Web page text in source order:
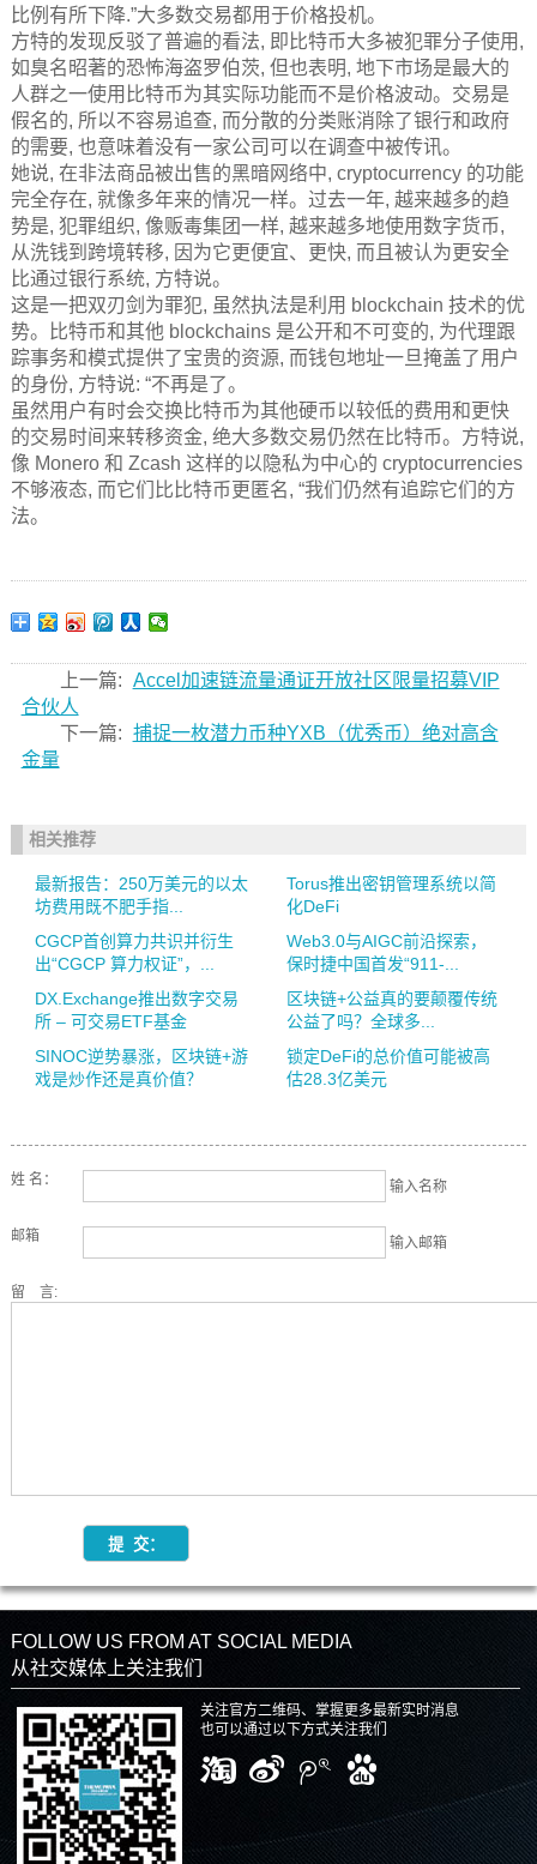
比例有所下降.”大多数交易都用于价格投机。
方特的发现反驳了普遍的看法, 即比特币大多被犯罪分子使用,
如臭名昭著的恐怖海盗罗伯茨, 但也表明, 地下市场是最大的
人群之一使用比特币为其实际功能而不是价格波动。交易是
假名的, 所以不容易追查, 而分散的分类账消除了银行和政府
的需要, 也意味着没有一家公司可以在调查中被传讯。
她说, 在非法商品被出售的黑暗网络中, cryptocurrency 的功能
完全存在, 就像多年来的情况一样。过去一年, 越来越多的趋
势是, 犯罪组织, 像贩毒集团一样, 越来越多地使用数字货币,
从洗钱到跨境转移, 因为它更便宜、更快, 而且被认为更安全
比通过银行系统, 方特说。
这是一把双刃剑为罪犯, 虽然执法是利用 blockchain 技术的优
势。比特币和其他 blockchains 是公开和不可变的, 为代理跟
踪事务和模式提供了宝贵的资源, 而钱包地址一旦掩盖了用户
的身份, 方特说: “不再是了。
虽然用户有时会交换比特币为其他硬币以较低的费用和更快
的交易时间来转移资金, 绝大多数交易仍然在比特币。方特说,
像 Monero 和 Zcash 这样的以隐私为中心的 cryptocurrencies
不够液态, 而它们比比特币更匿名, “我们仍然有追踪它们的方
法。
上一篇: Accel加速链流量通证开放社区限量招募VIP
合伙人
下一篇: 捕捉一枚潜力币种YXB（优秀币）绝对高含
金量
相关推荐
最新报告：250万美元的以太
坊费用既不肥手指...
Torus推出密钥管理系统以简
化DeFi
CGCP首创算力共识并衍生
出“CGCP 算力权证”，...
Web3.0与AIGC前沿探索，
保时捷中国首发“911-...
DX.Exchange推出数字交易
所 – 可交易ETF基金
区块链+公益真的要颠覆传统
公益了吗？全球多...
SINOC逆势暴涨，区块链+游
戏是炒作还是真价值？
锁定DeFi的总价值可能被高
估28.3亿美元
姓 名： 输入名称
邮箱 输入邮箱
留 言:
FOLLOW US FROM AT SOCIAL MEDIA
从社交媒体上关注我们
关注官方二维码、掌握更多最新实时消息
也可以通过以下方式关注我们